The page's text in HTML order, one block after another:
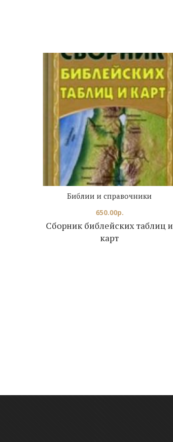
Сборник библейских таблиц и
карт
Библии и справочники
650.00р.